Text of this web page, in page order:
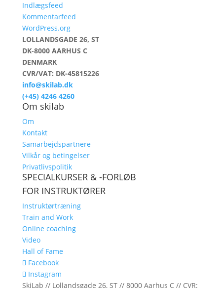
Indlægsfeed
Kommentarfeed
WordPress.org
LOLLANDSGADE 26, ST
DK-8000 AARHUS C
DENMARK
CVR/VAT: DK-45815226
info@skilab.dk
(+45) 4246 4260
Om skilab
Om
Kontakt
Samarbejdspartnere
Vilkår og betingelser
Privatlivspolitik
SPECIALKURSER & -FORLØB
FOR INSTRUKTØRER
Instruktørtræning
Train and Work
Online coaching
Video
Hall of Fame
Facebook
Instagram
SkiLab // Lollandsgade 26, ST // 8000 Aarhus C // CVR: